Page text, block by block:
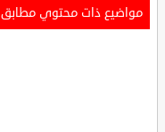
مواضيع ذات محتوي مطابق